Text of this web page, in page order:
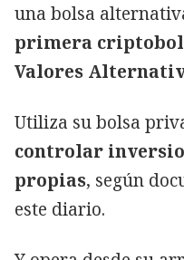
una bolsa
primera
Valores
Utiliza su bolsa
controlar
propias, según
este diario.